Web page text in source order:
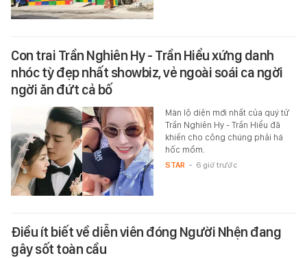
Con trai Trần Nghiên Hy - Trần Hiểu xứng danh
nhóc tỳ đẹp nhất showbiz, vẻ ngoài soái ca ngời
ngời ăn đứt cả bố
Màn lộ diện mới nhất của quý tử
Trần Nghiên Hy - Trần Hiểu đã
khiến cho công chúng phải há
hốc mồm.
STAR - 6 giờ trước
Điều ít biết về diễn viên đóng Người Nhện đang
gây sốt toàn cầu